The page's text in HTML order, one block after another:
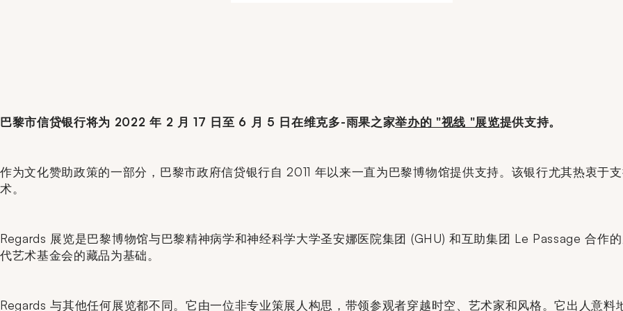
巴黎市信贷银行将为 2022 年 2 月 17 日至 6 月 5 日在维克多-雨果之家举办的 "视线 "展览提供支持。
作为文化赞助政策的一部分，巴黎市政府信贷银行自 2011 年以来一直为巴黎博物馆提供支持。该银行尤其热衷于
术。
Regards 展览是巴黎博物馆与巴黎精神病学和神经科学大学圣安娜医院集团 (GHU) 和互助集团 Le Passage 合作
代艺术基金会的藏品为基础。
Regards 与其他任何展览都不同。它由一位非专业策展人构思，带领参观者穿越时空、艺术家和风格。它出人意